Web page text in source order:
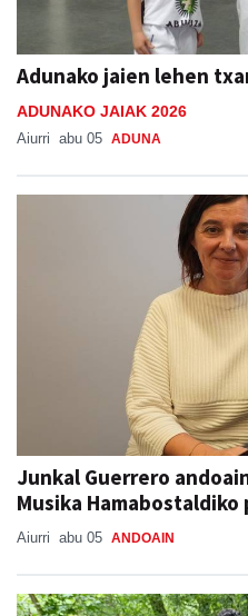
Adunako jaien lehen
abu 05
Junkal Guerrero
Musika
Aiurri abu 05 ANDOAIN